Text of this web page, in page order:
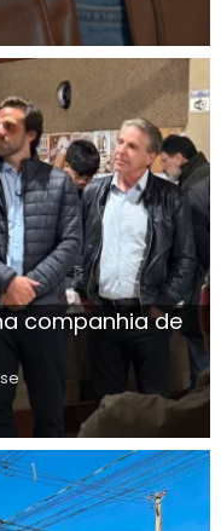
companhia de